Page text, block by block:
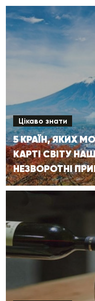
Цікаво знати
5 КРАЇН, ЯКИХ
КАРТІ СВІТУ
НЕЗВОРОТНІ